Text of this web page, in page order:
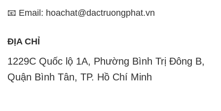
📧 Email: hoachat@dactruongphat.vn
ĐỊA CHỈ
1229C Quốc lộ 1A, Phường Bình Trị Đông B,
Quận Bình Tân, TP. Hồ Chí Minh